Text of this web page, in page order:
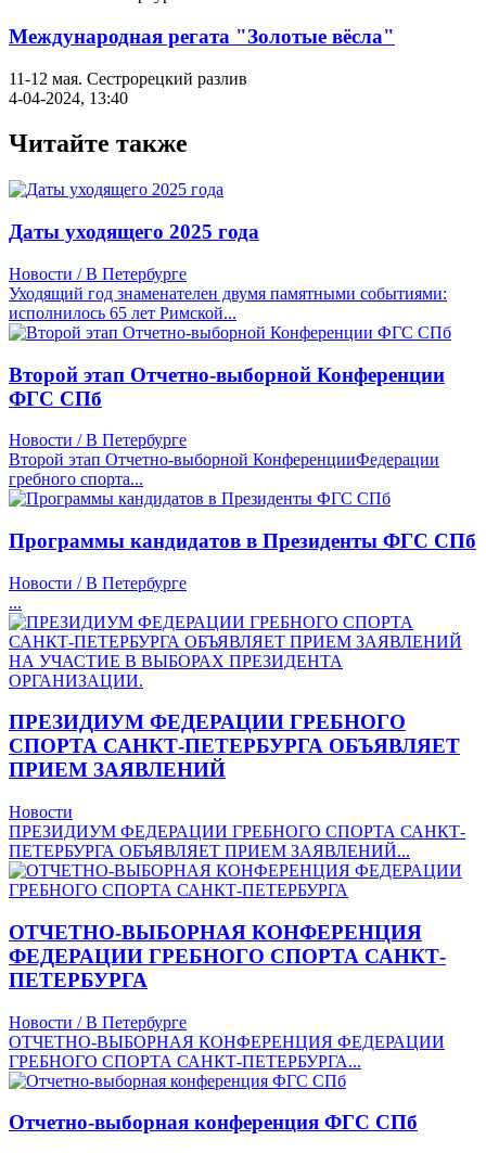
Международная регата "Золотые вёсла"
11-12 мая. Сестрорецкий разлив
4-04-2024, 13:40
Читайте также
Даты уходящего 2025 года
Новости / В Петербурге
Уходящий год знаменателен двумя памятными событиями:
исполнилось 65 лет Римской...
Второй этап Отчетно-выборной Конференции
ФГС СПб
Новости / В Петербурге
Второй этап Отчетно-выборной КонференцииФедерации
гребного спорта...
Программы кандидатов в Президенты ФГС СПб
Новости / В Петербурге
...
ПРЕЗИДИУМ ФЕДЕРАЦИИ ГРЕБНОГО
СПОРТА САНКТ-ПЕТЕРБУРГА ОБЪЯВЛЯЕТ
ПРИЕМ ЗАЯВЛЕНИЙ
Новости
ПРЕЗИДИУМ ФЕДЕРАЦИИ ГРЕБНОГО СПОРТА САНКТ-
ПЕТЕРБУРГА ОБЪЯВЛЯЕТ ПРИЕМ ЗАЯВЛЕНИЙ...
ОТЧЕТНО-ВЫБОРНАЯ КОНФЕРЕНЦИЯ
ФЕДЕРАЦИИ ГРЕБНОГО СПОРТА САНКТ-
ПЕТЕРБУРГА
Новости / В Петербурге
ОТЧЕТНО-ВЫБОРНАЯ КОНФЕРЕНЦИЯ ФЕДЕРАЦИИ
ГРЕБНОГО СПОРТА САНКТ-ПЕТЕРБУРГА...
Отчетно-выборная конференция ФГС СПб